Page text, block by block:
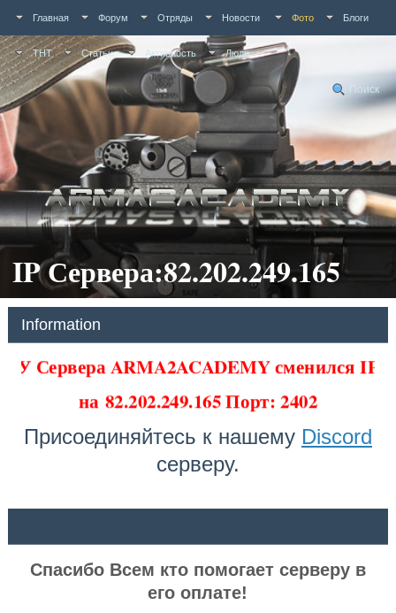
Главная Форум Отряды Новости Фото Блоги
ТНТ Статьи Активность Люди
Поиск
IP Сервера:82.202.249.165
Information
У Сервера ARMA2ACADEMY сменился IP
на82.202.249.165 Порт: 2402
Присоединяйтесь к нашему Discord
серверу.
Спасибо Всем кто помогает серверу в
его оплате!